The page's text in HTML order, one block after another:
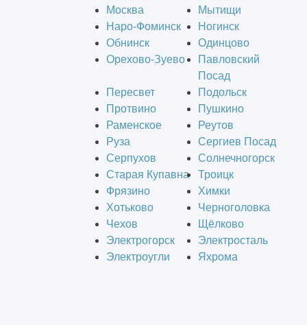
Москва
Мытищи
Наро-Фоминск
Ногинск
Обнинск
Одинцово
Орехово-Зуево
Павловский
Посад
Пересвет
Подольск
Протвино
Пушкино
Раменское
Реутов
Руза
Сергиев Посад
Серпухов
Солнечногорск
Старая Купавна
Троицк
Фрязино
Химки
Хотьково
Черноголовка
Чехов
Щёлково
Электрогорск
Электросталь
Электроугли
Яхрома